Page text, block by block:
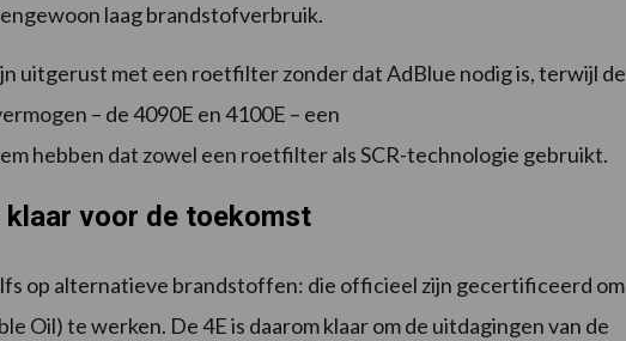
laag brandstofverbruik.
uitgerust met een roetfilter zonder dat AdBlue nodig is, terwijl de
– de 4090E en 4100E – een
hebben dat zowel een roetfilter als SCR-technologie gebruikt.
klaar voor de toekomst
op alternatieve brandstoffen: die officieel zijn gecertificeerd om
Oil) te werken. De 4E is daarom klaar om de uitdagingen van de